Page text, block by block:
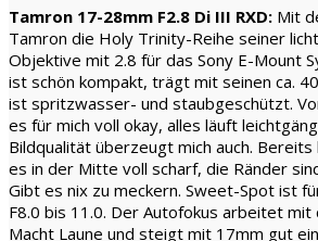
Tamron 17-28mm F2.8 Di III RXD: Mit
Tamron die Holy Trinity-Reihe seiner
Objektive mit 2.8 für das Sony E-Mount
ist schön kompakt, trägt mit seinen ca.
ist spritzwasser- und staubgeschützt.
es für mich voll okay, alles läuft
Bildqualität überzeugt mich auch.
es in der Mitte voll scharf, die Ränder
Gibt es nix zu meckern. Sweet-Spot ist
F8.0 bis 11.0. Der Autofokus arbeitet mit
Macht Laune und steigt mit 17mm gut